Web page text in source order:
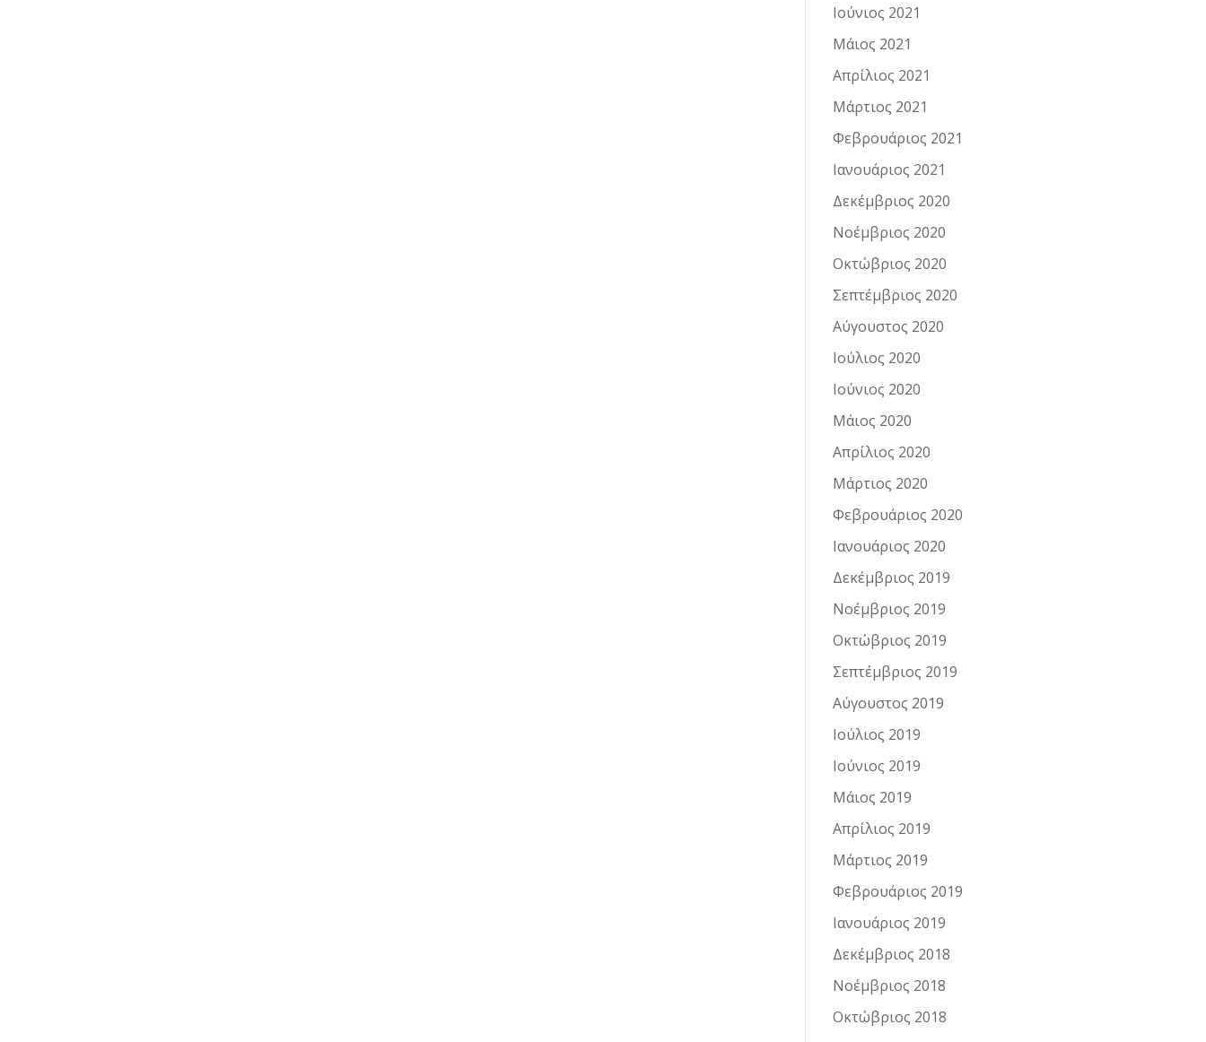
Ιούνιος 2021
Μάιος 2021
Απρίλιος 2021
Μάρτιος 2021
Φεβρουάριος 2021
Ιανουάριος 2021
Δεκέμβριος 2020
Νοέμβριος 2020
Οκτώβριος 2020
Σεπτέμβριος 2020
Αύγουστος 2020
Ιούλιος 2020
Ιούνιος 2020
Μάιος 2020
Απρίλιος 2020
Μάρτιος 2020
Φεβρουάριος 2020
Ιανουάριος 2020
Δεκέμβριος 2019
Νοέμβριος 2019
Οκτώβριος 2019
Σεπτέμβριος 2019
Αύγουστος 2019
Ιούλιος 2019
Ιούνιος 2019
Μάιος 2019
Απρίλιος 2019
Μάρτιος 2019
Φεβρουάριος 2019
Ιανουάριος 2019
Δεκέμβριος 2018
Νοέμβριος 2018
Οκτώβριος 2018